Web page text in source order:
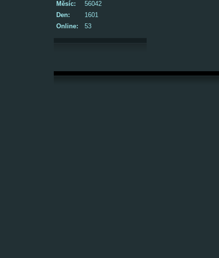
Online: 53
Měsíc:
56042
Den:
1601